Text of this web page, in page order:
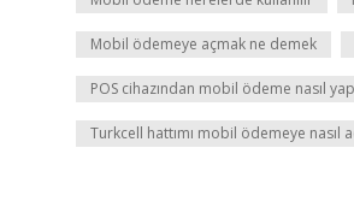
Mobil ödemeye açmak ne demek
POS cihazından mobil ödeme nasıl
Turkcell hattımı mobil ödemeye nasıl